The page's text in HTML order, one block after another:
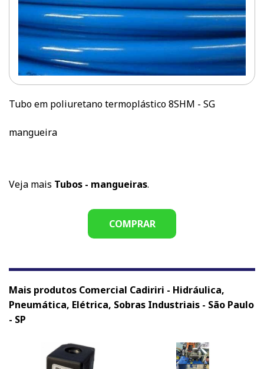
Tubo em poliuretano termoplástico 8SHM - SG
mangueira
Veja mais Tubos - mangueiras.
COMPRAR
Mais produtos Comercial Cadiriri - Hidráulica,
Pneumática, Elétrica, Sobras Industriais - São Paulo
- SP